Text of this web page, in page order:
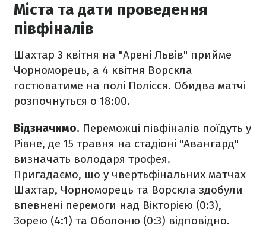
Міста та дати проведення
півфіналів
Шахтар 3 квітня на "Арені Львів" прийме
Чорноморець, а 4 квітня Ворскла
гостюватиме на полі Полісся. Обидва матчі
розпочнуться о 18:00.
Відзначимо. Переможці півфіналів поїдуть у
Рівне, де 15 травня на стадіоні "Авангард"
визначать володаря трофея.
Пригадаємо, що у чвертьфінальних матчах
Шахтар, Чорноморець та Ворскла здобули
впевнені перемоги над Вікторією (0:3),
Зорею (4:1) та Оболоню (0:3) відповідно.